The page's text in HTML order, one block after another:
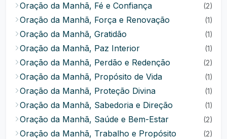
Oração da Manhã, Fé e Confiança (2)
Oração da Manhã, Força e Renovação (1)
Oração da Manhã, Gratidão (1)
Oração da Manhã, Paz Interior (1)
Oração da Manhã, Perdão e Redenção (2)
Oração da Manhã, Propósito de Vida (1)
Oração da Manhã, Proteção Divina (1)
Oração da Manhã, Sabedoria e Direção (1)
Oração da Manhã, Saúde e Bem-Estar (2)
Oração da Manhã, Trabalho e Propósito (2)